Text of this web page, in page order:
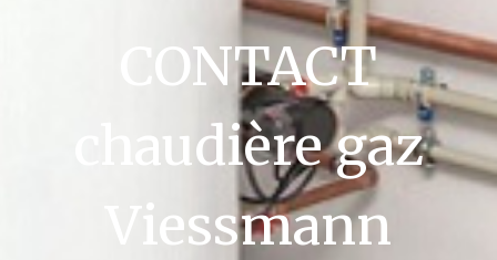
CONTACT
chaudière gaz
Viessmann